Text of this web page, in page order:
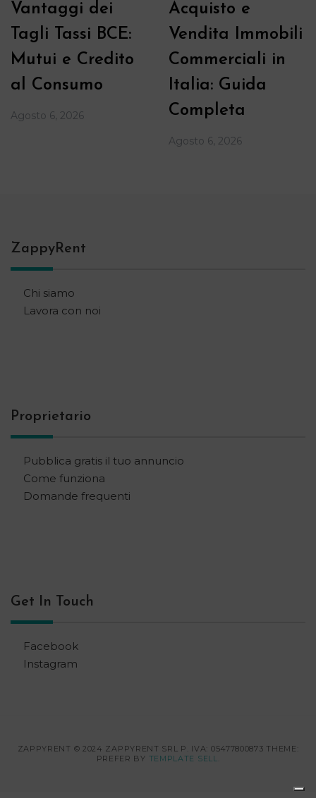
Vantaggi dei
Tagli Tassi BCE:
Mutui e Credito
al Consumo
Agosto 6, 2026
Acquisto e
Vendita Immobili
Commerciali in
Italia: Guida
Completa
Agosto 6, 2026
ZappyRent
Chi siamo
Lavora con noi
Proprietario
Pubblica gratis il tuo annuncio
Come funziona
Domande frequenti
Get In Touch
Facebook
Instagram
ZAPPYRENT © 2024 ZAPPYRENT SRL P. IVA: 05477800873 THEME:
PREFER BY TEMPLATE SELL